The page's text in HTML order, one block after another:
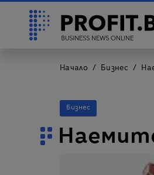
Начало Бизнес
Бизнес